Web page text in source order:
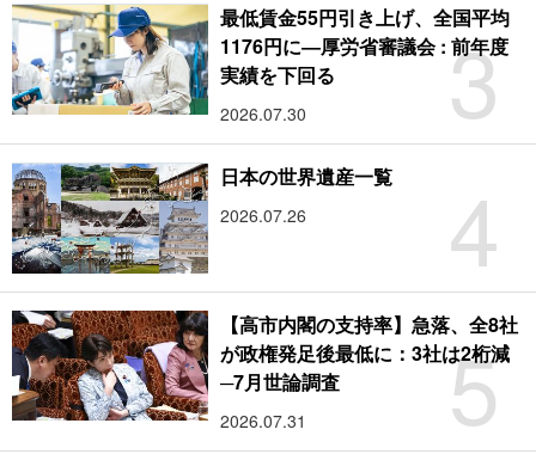
3
最低賃金55円引き上げ、全国平均
1176円に―厚労省審議会 : 前年度
実績を下回る
2026.07.30
4
日本の世界遺産一覧
2026.07.26
5
【高市内閣の支持率】急落、全8社
が政権発足後最低に：3社は2桁減
─7月世論調査
2026.07.31